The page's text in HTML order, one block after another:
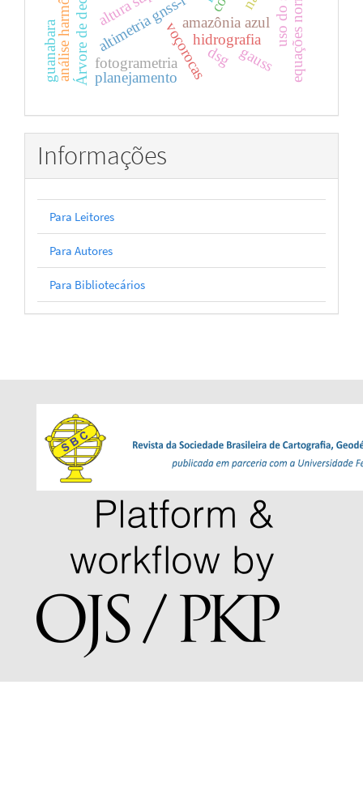
amazônia azul
voçorocas
Árvore de decisão
análise harmônica altimetria gnss-r hidrografia
fotogrametria
planejamento
dsg gauss equações normais
guanabara
Informações
Para Leitores
Para Autores
Para Bibliotecários